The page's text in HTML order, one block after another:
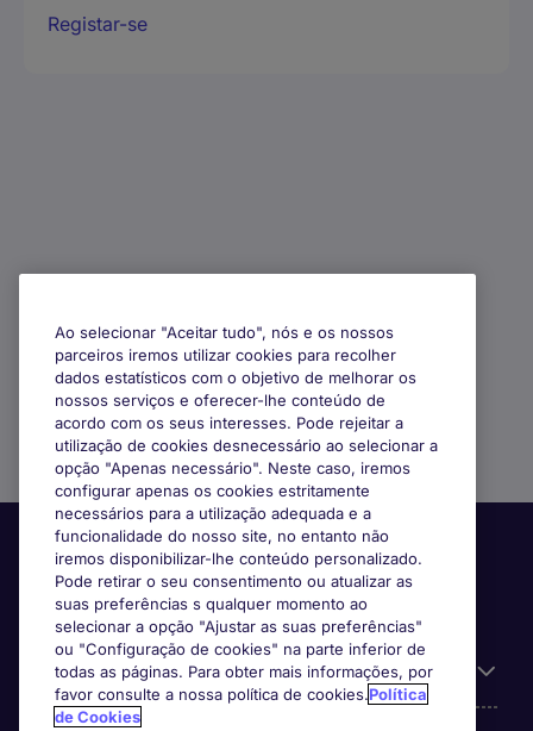
Registar-se
Informação Útil
Ao selecionar "Aceitar tudo", nós e os nossos
parceiros iremos utilizar cookies para recolher
dados estatísticos com o objetivo de melhorar os
nossos serviços e oferecer-lhe conteúdo de
acordo com os seus interesses. Pode rejeitar a
utilização de cookies desnecessário ao selecionar a
opção "Apenas necessário". Neste caso, iremos
configurar apenas os cookies estritamente
necessários para a utilização adequada e a
funcionalidade do nosso site, no entanto não
iremos disponibilizar-lhe conteúdo personalizado.
Pode retirar o seu consentimento ou atualizar as
suas preferências s qualquer momento ao
selecionar a opção "Ajustar as suas preferências"
ou "Configuração de cookies" na parte inferior de
todas as páginas. Para obter mais informações, por
favor consulte a nossa política de cookies.Política
de Cookies